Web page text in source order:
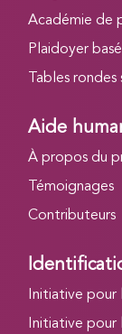
Académie de
Plaidoyer
Tables
Aide
À propos du
Témoignages
Contributeurs
Initiative pour
Initiative pour